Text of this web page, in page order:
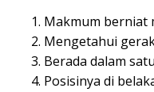
Makmum berniat
Mengetahui
Berada dalam
Posisinya di